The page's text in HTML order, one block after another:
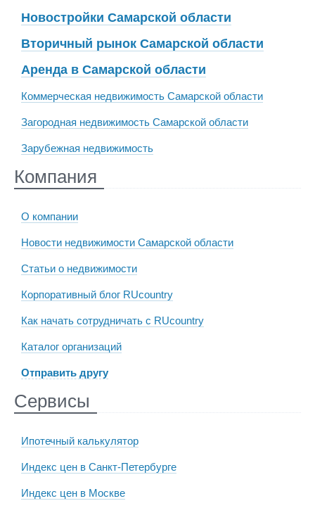
Новостройки Самарской области
Вторичный рынок Самарской области
Аренда в Самарской области
Коммерческая недвижимость Самарской области
Загородная недвижимость Самарской области
Зарубежная недвижимость
Компания
О компании
Новости недвижимости Самарской области
Статьи о недвижимости
Корпоративный блог RUcountry
Как начать сотрудничать с RUcountry
Каталог организаций
Отправить другу
Сервисы
Ипотечный калькулятор
Индекс цен в Санкт-Петербурге
Индекс цен в Москве